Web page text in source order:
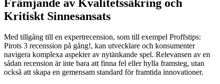
Främjande av Kvalitetssäkring och
Kritiskt Sinnesansats
Med tillgång till en expertrecension, som till exempel Proffstips:
Pirots 3 recenssion på gång!, kan utvecklare och konsumenter
navigera komplexa aspekter av nytänkande spel. Relevansen av en
sådan recension är inte bara att finna fel eller hylla framsteg, utan
också att skapa en gemensam standard för framtida innovationer.